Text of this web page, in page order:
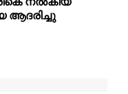
ആദരിച്ചു